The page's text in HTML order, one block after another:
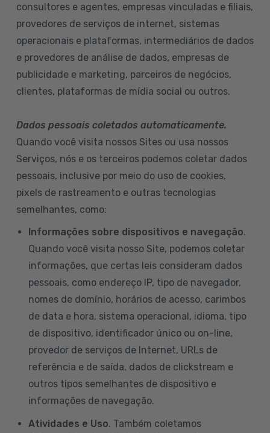
consultores e agentes, empresas vinculadas e filiais,
provedores de serviços de internet, sistemas
operacionais e plataformas, intermediários de dados
e provedores de análise de dados, empresas de
publicidade e marketing, parceiros de negócios,
clientes, plataformas de mídia social ou outros.
Dados pessoais coletados automaticamente.
Quando você visita nossos Sites ou usa nossos
Serviços, nós e os terceiros podemos coletar dados
pessoais, inclusive por meio do uso de cookies,
pixels de rastreamento e outras tecnologias
semelhantes, como:
Informações sobre dispositivos e navegação.
Quando você visita nosso Site, podemos coletar
informações, que certas leis consideram dados
pessoais, como endereço IP, tipo de navegador,
nomes de domínio, horários de acesso, carimbos
de data e hora, sistema operacional, idioma, tipo
de dispositivo, identificador único ou on-line,
provedor de serviços de Internet, URLs de
referência e de saída, dados de clickstream e
outros tipos semelhantes de dispositivo e
informações de navegação.
Atividades e Uso. Também coletamos